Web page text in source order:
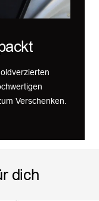
Verschenken.
dich